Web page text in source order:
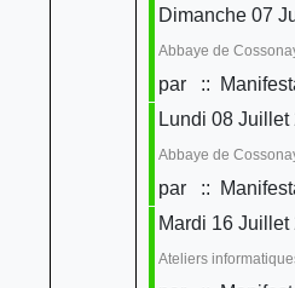
Dimanche 07
Abbaye de
par
::
Lundi 08 Juillet
Abbaye de
par
::
Mardi 16 Juillet
Ateliers